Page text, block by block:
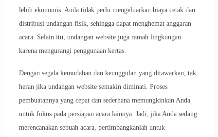
lebih ekonomis. Anda tidak perlu mengeluarkan biaya cetak dan
distribusi undangan fisik, sehingga dapat menghemat anggaran
acara. Selain itu, undangan website juga ramah lingkungan
karena mengurangi penggunaan kertas.
Dengan segala kemudahan dan keunggulan yang ditawarkan, tak
heran jika undangan website semakin diminati. Proses
pembuatannya yang cepat dan sederhana memungkinkan Anda
untuk fokus pada persiapan acara lainnya. Jadi, jika Anda sedang
merencanakan sebuah acara, pertimbangkanlah untuk